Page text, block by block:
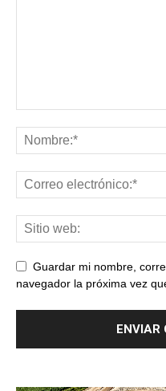
Guardar mi nombre,
navegador la próxima vez